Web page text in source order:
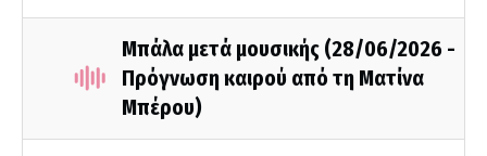
Μπάλα μετά μουσικής (28/06/2026 -
Πρόγνωση καιρού από τη Ματίνα
Μπέρου)